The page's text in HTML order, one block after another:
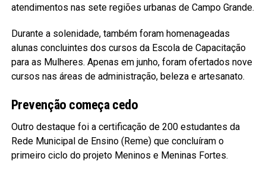
atendimentos nas sete regiões urbanas de Campo Grande.
Durante a solenidade, também foram homenageadas
alunas concluintes dos cursos da Escola de Capacitação
para as Mulheres. Apenas em junho, foram ofertados nove
cursos nas áreas de administração, beleza e artesanato.
Prevenção começa cedo
Outro destaque foi a certificação de 200 estudantes da
Rede Municipal de Ensino (Reme) que concluíram o
primeiro ciclo do projeto Meninos e Meninas Fortes.